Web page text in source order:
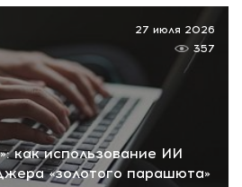
как использование ИИ
«золотого парашюта»
27 июля 2026
357